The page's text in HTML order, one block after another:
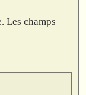
Les champs